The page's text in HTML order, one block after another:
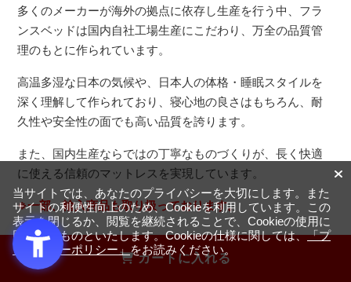
カートに入れる
多くのメーカーが海外の拠点に依存し生産を行う中、フラ
ンスベッドは国内自社工場生産にこだわり、万全の品質管
理のもとに作られています。
高温多湿な日本の気候や、日本人の体格・睡眠スタイルを
深く理解して作られており、寝心地の良さはもちろん、耐
久性や安全性の面でも高い品質を誇ります。
また、国内生産ならではの丁寧なものづくりが、長く快適
に使える信頼のマットレスを実現しています。
※一部、輸入商品も取り扱っております。
当サイトでは、あなたのプライバシーを大切にします。また
サイトの利便性向上のため、Cookieを利用しています。この
表示を閉じるか、閲覧を継続されることで、Cookieの使用に
同意するものといたします。Cookieの仕様に関しては、「プ
ライバシーポリシー」をお読みください。